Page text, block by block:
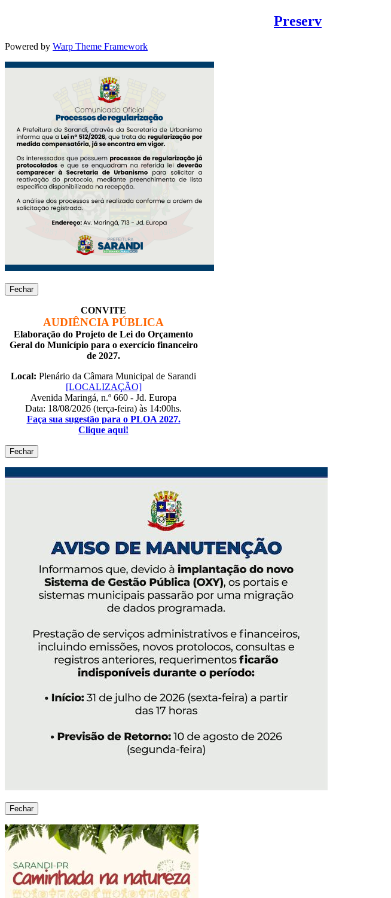
Preserv
Powered by Warp Theme Framework
Fechar
CONVITE
AUDIÊNCIA PÚBLICA
Elaboração do Projeto de Lei do Orçamento
Geral do Município para o exercício financeiro
de 2027.
Local: Plenário da Câmara Municipal de Sarandi
[LOCALIZAÇÃO]
Avenida Maringá, n.º 660 - Jd. Europa
Data: 18/08/2026 (terça-feira) às 14:00hs.
Faça sua sugestão para o PLOA 2027.
Clique aqui!
Fechar
Fechar